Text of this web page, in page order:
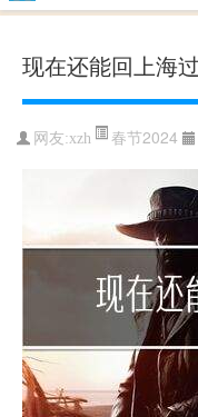
现在还能回上海
网友:xzh 春节2024